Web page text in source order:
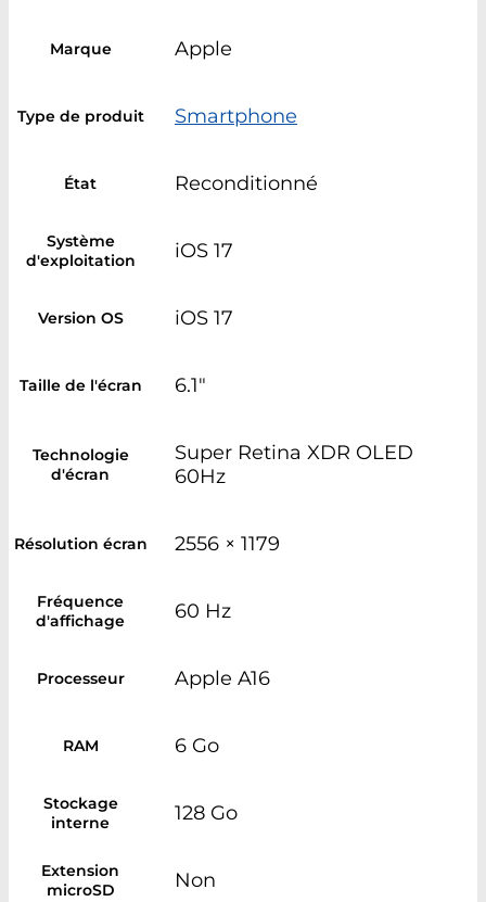
Marque Apple
Type de produit Smartphone
État Reconditionné
Système
d'exploitation
iOS 17
Version OS iOS 17
Taille de l'écran 6.1"
Technologie
d'écran
Super Retina XDR OLED
60Hz
Résolution écran 2556 × 1179
Fréquence
d'affichage
60 Hz
Processeur Apple A16
RAM 6 Go
Stockage
interne
128 Go
Extension
microSD
Non